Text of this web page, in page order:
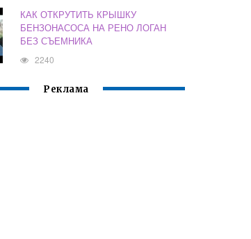
КАК ОТКРУТИТЬ КРЫШКУ
БЕНЗОНАСОСА НА РЕНО ЛОГАН
БЕЗ СЪЕМНИКА
2240
Реклама